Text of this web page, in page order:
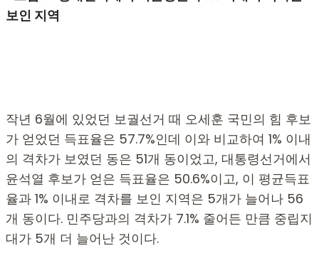
보인 지역
작년 6월에 있었던 보궐선거 때 오세훈 국민의 힘 후보
가 얻었던 득표율은 57.7%인데 이와 비교하여 1% 이내
의 격차가 보였던 동은 51개 동이었고, 대통령선거에서
윤석열 후보가 얻은 득표율은 50.6%이고, 이 평균득표
율과 1% 이내로 격차를 보인 지역은 5개가 늘어나 56
개 동이다. 민주당과의 격차가 7.1% 줄어든 만큼 중립지
대가 5개 더 늘어난 것이다.